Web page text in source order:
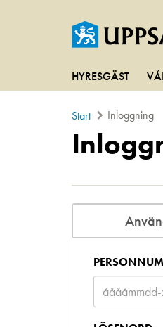
HYRESGÄST
Start Inloggning